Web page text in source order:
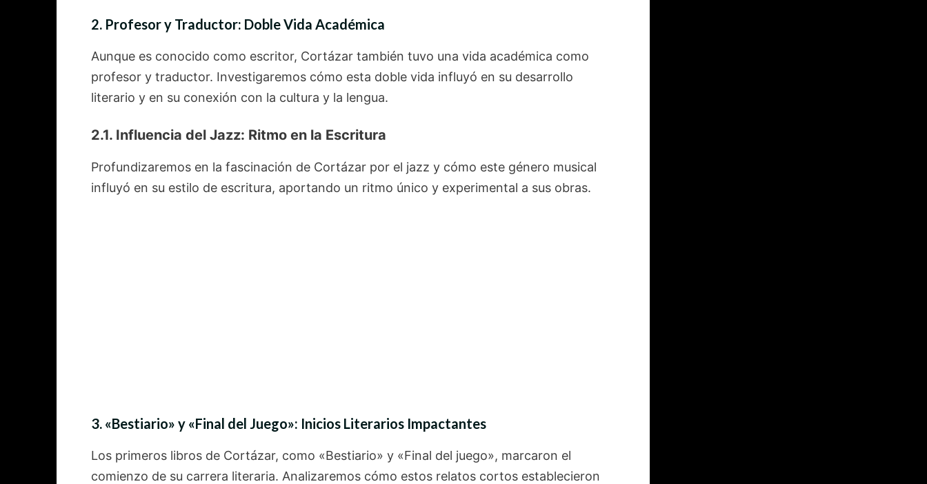
2. Profesor y Traductor: Doble Vida Académica
Aunque es conocido como escritor, Cortázar también tuvo una vida académica como
profesor y traductor. Investigaremos cómo esta doble vida influyó en su desarrollo
literario y en su conexión con la cultura y la lengua.
2.1. Influencia del Jazz: Ritmo en la Escritura
Profundizaremos en la fascinación de Cortázar por el jazz y cómo este género musical
influyó en su estilo de escritura, aportando un ritmo único y experimental a sus obras.
3. «Bestiario» y «Final del Juego»: Inicios Literarios Impactantes
Los primeros libros de Cortázar, como «Bestiario» y «Final del juego», marcaron el
comienzo de su carrera literaria. Analizaremos cómo estos relatos cortos establecieron